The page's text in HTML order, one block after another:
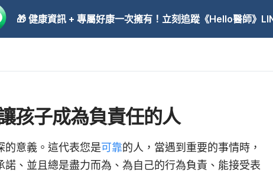
🎁 健康資訊 + 專屬好康一次擁有！立刻追蹤《Hello醫師》
孩子成為負責任的人
的意義。這代表您是可靠的人，當遇到重要的事情時，
、並且總是盡力而為、為自己的行為負責、能接受表